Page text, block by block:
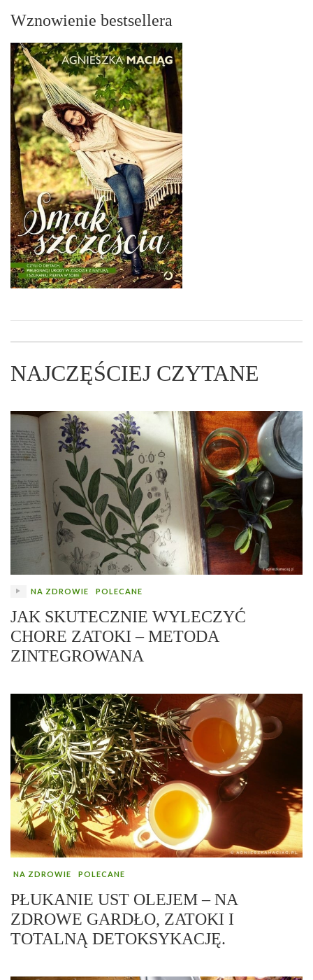
Wznowienie bestsellera
NAJCZĘŚCIEJ CZYTANE
NA ZDROWIE POLECANE
JAK SKUTECZNIE WYLECZYĆ
CHORE ZATOKI – METODA
ZINTEGROWANA
NA ZDROWIE POLECANE
PŁUKANIE UST OLEJEM – NA
ZDROWE GARDŁO, ZATOKI I
TOTALNĄ DETOKSYKACJĘ.